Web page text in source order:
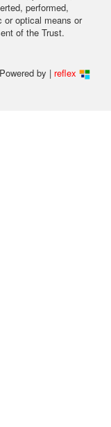
performed,
or optical means or
of the Trust.
Powered by | reflex